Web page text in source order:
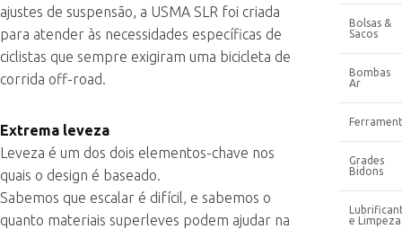
ajustes de suspensão, a USMA SLR foi criada
para atender às necessidades específicas de
ciclistas que sempre exigiram uma bicicleta de
corrida off-road.
Extrema leveza
Leveza é um dos dois elementos-chave nos
quais o design é baseado.
Sabemos que escalar é difícil, e sabemos o
quanto materiais superleves podem ajudar na
Bolsas &
Sacos
Bombas
Ar
Grades
Bidons
e Limpeza